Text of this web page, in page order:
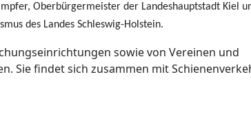
Oberbürgermeister der Landeshauptstadt Kiel
des Landes Schleswig-Holstein.
sowie von Vereinen und
Sie findet sich zusammen mit